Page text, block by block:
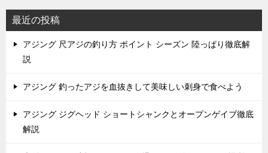
最近の投稿
アジング 尺アジの釣り方 ポイント シーズン 陸っぱり徹底解
説
アジング 釣ったアジを血抜きして美味しい刺身で食べよう
アジング ジグヘッド ショートシャンクとオープンゲイブ徹底
解説